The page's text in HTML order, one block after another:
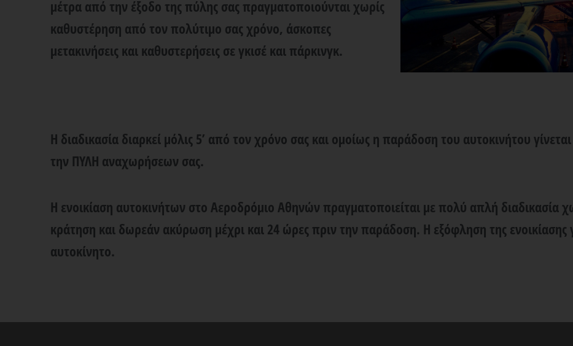
μέτρα από την έξοδο της πύλης σας πραγματοποιούνται χωρίς
καθυστέρηση από τον πολύτιμο σας χρόνο, άσκοπες
μετακινήσεις και καθυστερήσεις σε γκισέ και πάρκινγκ.
Η διαδικασία διαρκεί μόλις 5’ από τον χρόνο σας και ομοίως η παράδοση του αυτοκινήτου
την ΠΥΛΗ αναχωρήσεων σας.
Η ενοικίαση αυτοκινήτων στο Αεροδρόμιο Αθηνών πραγματοποιείται με πολύ απλή διαδικασία
κράτηση και δωρεάν ακύρωση μέχρι και 24 ώρες πριν την παράδοση. Η εξόφληση της ενοικίασης
αυτοκίνητο.